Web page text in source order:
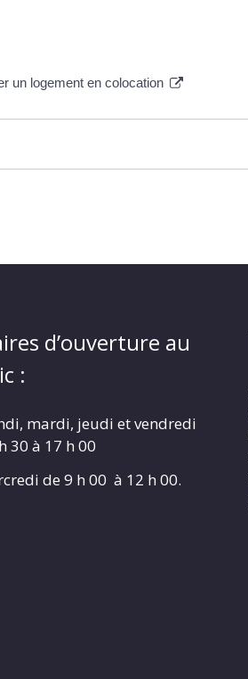
un logement en colocation
d’ouverture au
:
mardi, jeudi et vendredi
30 à 17 h 00
de 9 h 00 à 12 h 00.